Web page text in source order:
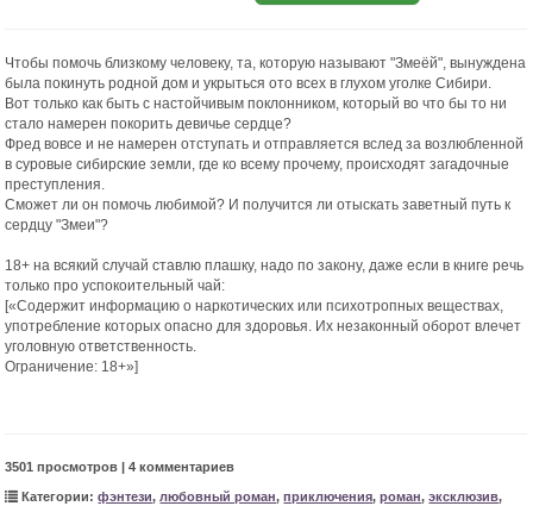
Чтобы помочь близкому человеку, та, которую называют "Змеёй", вынуждена
была покинуть родной дом и укрыться ото всех в глухом уголке Сибири.
Вот только как быть с настойчивым поклонником, который во что бы то ни
стало намерен покорить девичье сердце?
Фред вовсе и не намерен отступать и отправляется вслед за возлюбленной
в суровые сибирские земли, где ко всему прочему, происходят загадочные
преступления.
Сможет ли он помочь любимой? И получится ли отыскать заветный путь к
сердцу "Змеи"?
​​​​​​​18+ на всякий случай ставлю плашку, надо по закону, даже если в книге речь
только про успокоительный чай:
[«Содержит информацию о наркотических или психотропных веществах,
употребление которых опасно для здоровья. Их незаконный оборот влечет
уголовную ответственность.
Ограничение: 18+»]
3501 просмотров | 4 комментариев
Категории:фэнтези, любовный роман,приключения,роман,эксклюзив,